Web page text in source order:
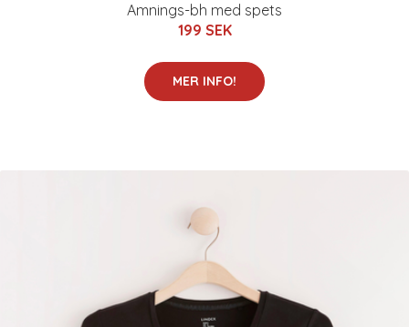
Amnings-bh med spets
199 SEK
MER INFO!